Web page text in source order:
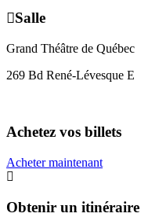
Salle
Grand Théâtre de Québec
269 Bd René-Lévesque E
Achetez vos billets
Acheter maintenant
Obtenir un itinéraire